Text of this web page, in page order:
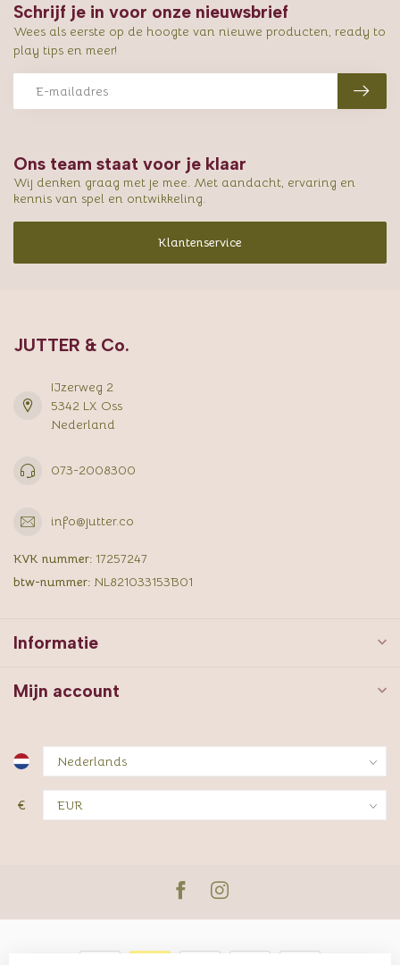
Ons team staat voor je klaar
Wij denken graag met je mee. Met aandacht, ervaring en
kennis van spel en ontwikkeling.
Klantenservice
Schrijf je in voor onze nieuwsbrief
Wees als eerste op de hoogte van nieuwe producten, ready to
play tips en meer!
JUTTER & Co.
IJzerweg 2
5342 LX Oss
Nederland
073-2008300
info@jutter.co
KVK nummer: 17257247
btw-nummer: NL821033153B01
Informatie
Mijn account
€